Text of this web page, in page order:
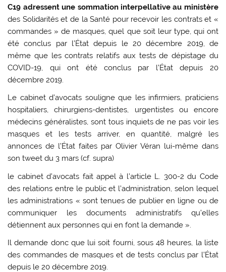
C19 adressent une sommation interpellative au ministère
des Solidarités et de la Santé pour recevoir les contrats et «
commandes » de masques, quel que soit leur type, qui ont
été conclus par l’État depuis le 20 décembre 2019, de
même que les contrats relatifs aux tests de dépistage du
COVID-19, qui ont été conclus par l’État depuis 20
décembre 2019.
Le cabinet d’avocats souligne que les infirmiers, praticiens
hospitaliers, chirurgiens-dentistes, urgentistes ou encore
médecins généralistes, sont tous inquiets de ne pas voir les
masques et les tests arriver, en quantité, malgré les
annonces de l’État faites par Olivier Véran lui-même dans
son tweet du 3 mars (cf. supra)
le cabinet d’avocats fait appel à l’article L. 300-2 du Code
des relations entre le public et l’administration, selon lequel
les administrations « sont tenues de publier en ligne ou de
communiquer les documents administratifs qu’elles
détiennent aux personnes qui en font la demande ».
Il demande donc que lui soit fourni, sous 48 heures, la liste
des commandes de masques et de tests conclus par l’État
depuis le 20 décembre 2019.